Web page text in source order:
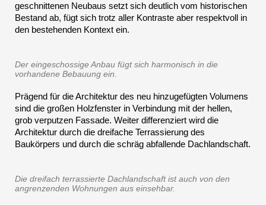
geschnittenen Neubaus setzt sich deutlich vom historischen
Bestand ab, fügt sich trotz aller Kontraste aber respektvoll in
den bestehenden Kontext ein.
Der eingeschossige Anbau fügt sich harmonisch in die
vorhandene Bebauung ein.
Prägend für die Architektur des neu hinzugefügten Volumens
sind die großen Holzfenster in Verbindung mit der hellen,
grob verputzen Fassade. Weiter differenziert wird die
Architektur durch die dreifache Terrassierung des
Baukörpers und durch die schräg abfallende Dachlandschaft.
Die dreifach terrassierte Dachlandschaft ist auch von den
angrenzenden Wohnungen aus einsehbar.